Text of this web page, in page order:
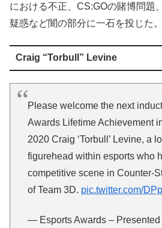
における不正、CS:GOの賭博問題
疑惑など闇の部分に一石を投じた。
Craig “Torbull” Levine
Please welcome the next
Awards Lifetime Achievement
2020 Craig ‘Torbull’ Levine, a
figurehead within esports who
competitive scene in Counter-
of Team 3D. pic.twitter.com/
— Esports Awards – Presented